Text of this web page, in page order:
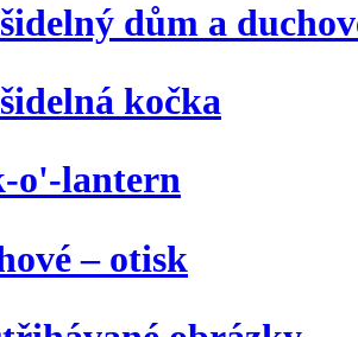
dům a
kočka
o'-lantern
– otisk